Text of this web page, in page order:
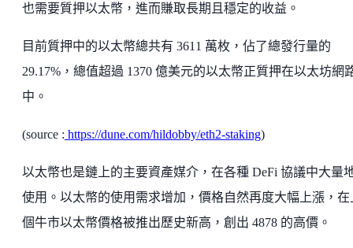
也需要質押以太幣，進而賺取長期且穩定的收益。
目前質押中的以太幣總共有 3611 萬枚，佔了總發行量的
29.17%，總值超過 1370 億美元的以太幣正質押在以太坊網
中。
(source : https://dune.com/hildobby/eth2-staking)
以太幣也是鏈上的主要資產媒介，在各種 DeFi 協議中大量
使用。以太幣的使用需求增加，價格自然再度大幅上漲，在
個牛市以太幣價格被推出歷史新高，創出 4878 的高價。